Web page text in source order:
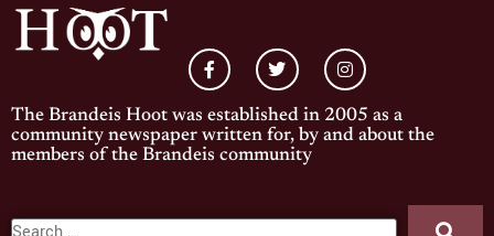
The Brandeis Hoot was established in 2005 as a
community newspaper written for, by and about the
members of the Brandeis community